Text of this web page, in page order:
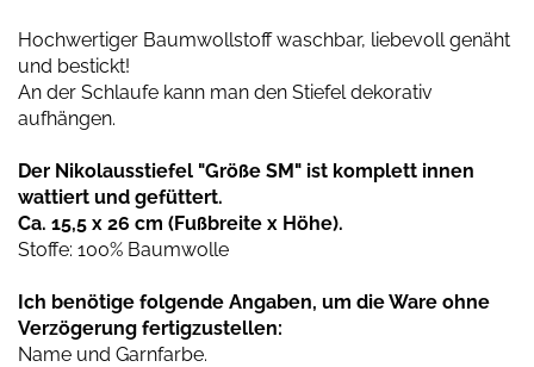
Hochwertiger Baumwollstoff waschbar, liebevoll genäht
und bestickt!
An der Schlaufe kann man den Stiefel dekorativ
aufhängen.
Der Nikolausstiefel "Größe SM" ist komplett innen
wattiert und gefüttert.
Ca. 15,5 x 26 cm (Fußbreite x Höhe).
Stoffe: 100% Baumwolle
Ich benötige folgende Angaben, um die Ware ohne
Verzögerung fertigzustellen:
Name und Garnfarbe.